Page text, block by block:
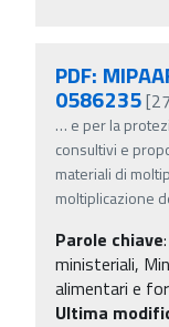
PDF:
0586235
… e per la
consultivi e
materiali di
moltiplicazione
Parole chiave:
ministeriali,
alimentari e
Ultima